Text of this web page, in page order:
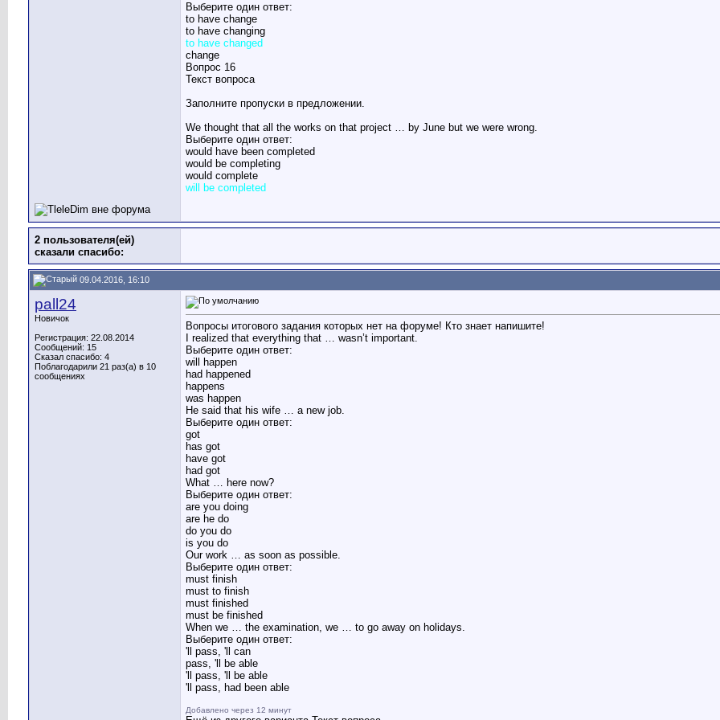
Выберите один ответ:
to have change
to have changing
to have changed
change
Вопрос 16
Текст вопроса
Заполните пропуски в предложении.
We thought that all the works on that project … by June but we were wrong.
Выберите один ответ:
would have been completed
would be completing
would complete
will be completed
2 пользователя(ей)
сказали cпасибо:
09.04.2016, 16:10
pall24
Новичок
Регистрация: 22.08.2014
Сообщений: 15
Сказал спасибо: 4
Поблагодарили 21 раз(а) в 10
сообщениях
Вопросы итогового задания которых нет на форуме! Кто знает напишите!
I realized that everything that … wasn’t important.
Выберите один ответ:
will happen
had happened
happens
was happen
He said that his wife … a new job.
Выберите один ответ:
got
has got
have got
had got
What … here now?
Выберите один ответ:
are you doing
are he do
do you do
is you do
Our work … as soon as possible.
Выберите один ответ:
must finish
must to finish
must finished
must be finished
When we … the examination, we … to go away on holidays.
Выберите один ответ:
'll pass, 'll can
pass, 'll be able
'll pass, 'll be able
'll pass, had been able
Добавлено через 12 минут